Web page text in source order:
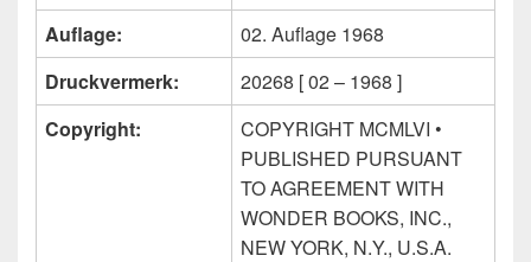
Auflage:
02. Auflage 1968
Druckvermerk:
20268 [ 02 – 1968 ]
Copyright:
COPYRIGHT MCMLVI •
PUBLISHED PURSUANT
TO AGREEMENT WITH
WONDER BOOKS, INC.,
NEW YORK, N.Y., U.S.A.